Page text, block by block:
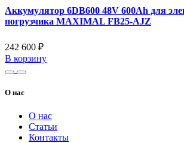
Аккумулятор 6DB600 48V 600Ah для
погрузчика MAXIMAL FB25-AJZ
242 600 ₽
В корзину
О нас
О нас
Статьи
Контакты